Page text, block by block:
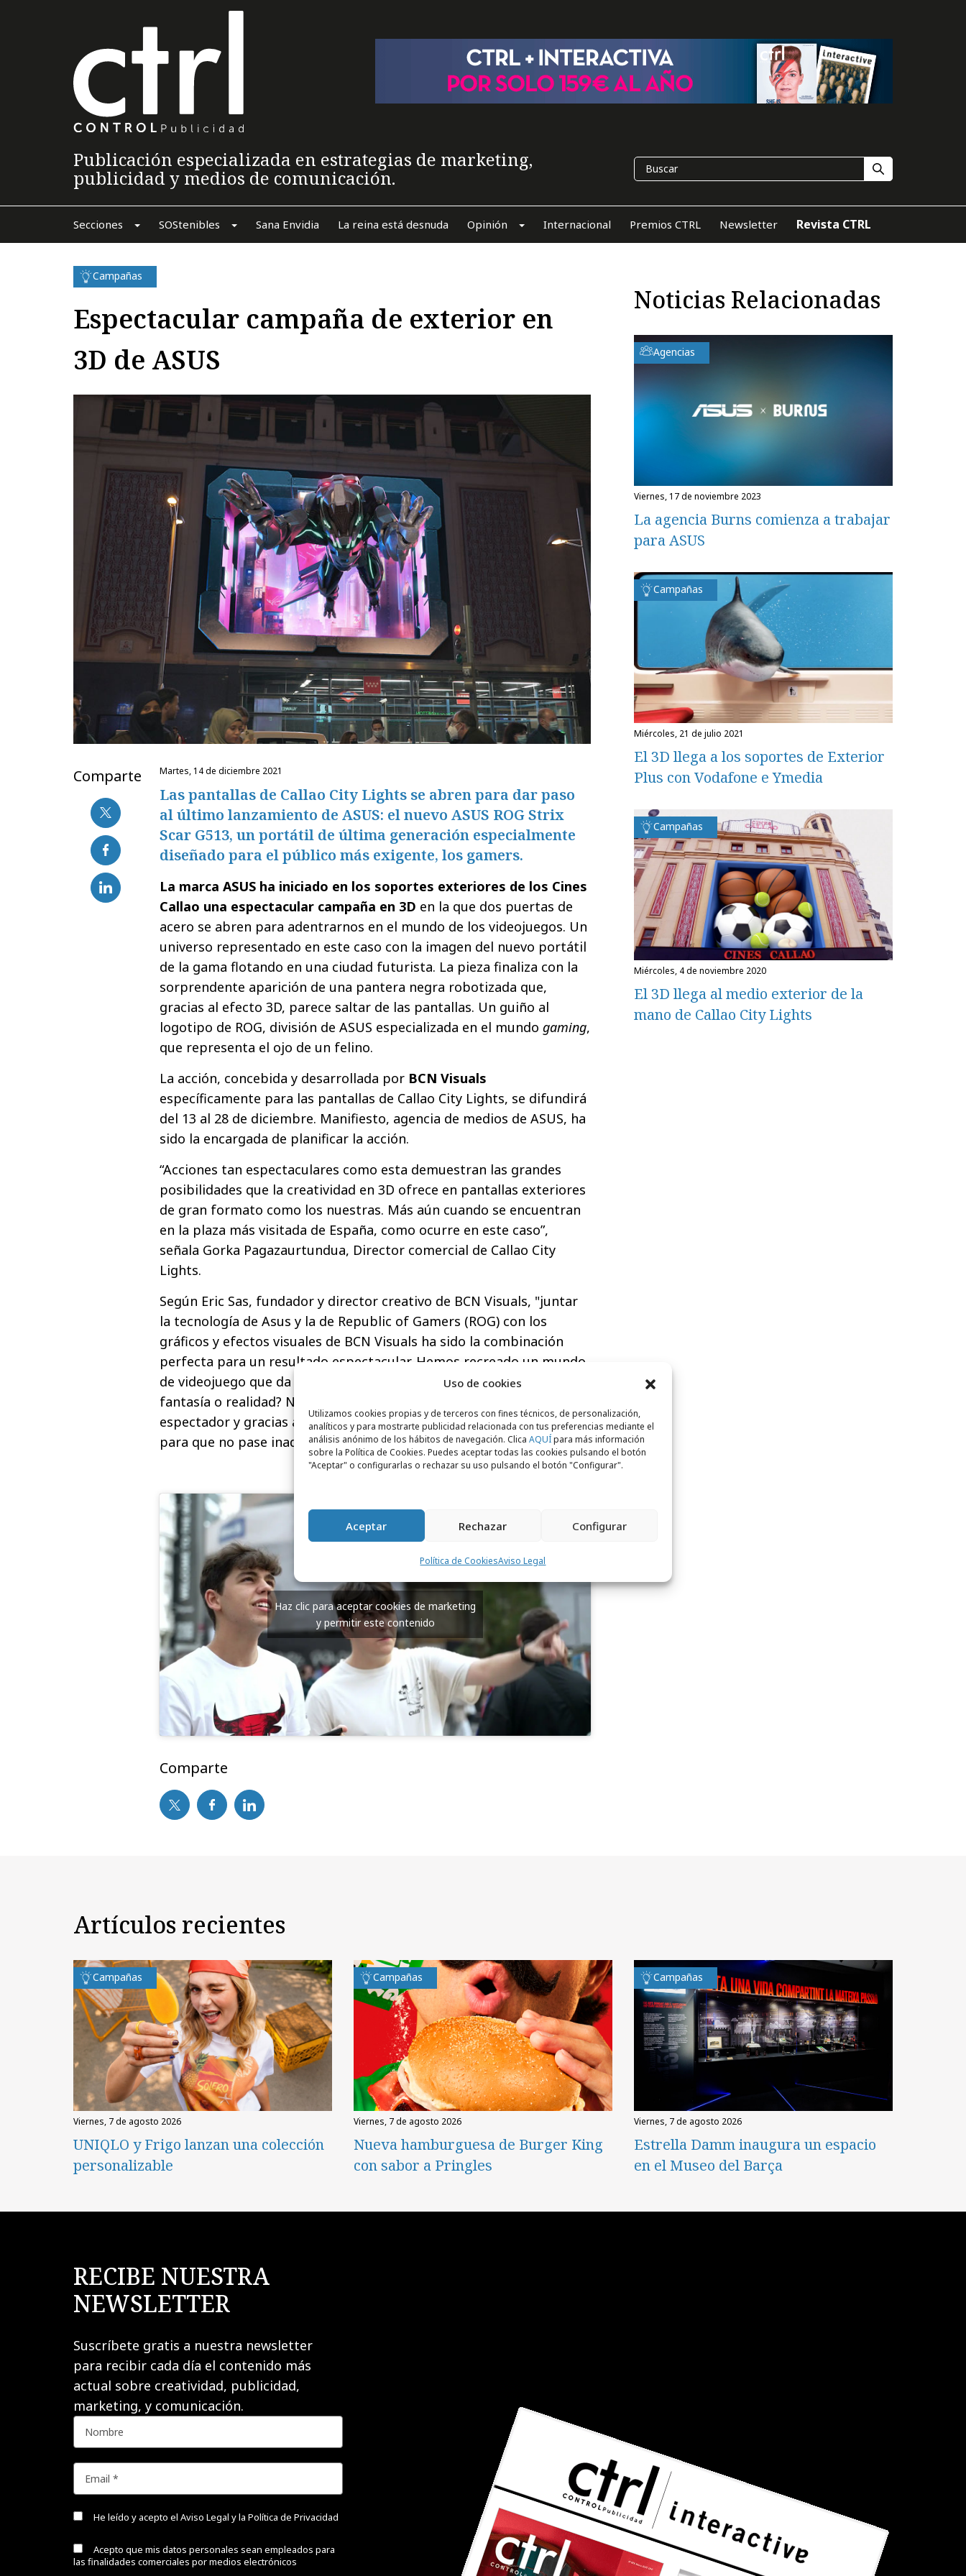
Uso de cookies
Utilizamos cookies propias y de terceros con fines técnicos, de personalización,
analíticos y para mostrarte publicidad relacionada con tus preferencias mediante el
análisis anónimo de los hábitos de navegación. Clica AQUÍpara más información
sobre la Política de Cookies. Puedes aceptar todas las cookies pulsando el botón
"Aceptar" o configurarlas o rechazar su uso pulsando el botón "Configurar".
Aceptar Rechazar Configurar
Política de CookiesAviso Legal
Publicación especializada en estrategias de marketing,
publicidad y medios de comunicación.
Secciones SOStenibles Sana Envidia La reina está desnuda Opinión Internacional Premios CTRL Newsletter Revista CTRL
Campañas
Espectacular campaña de exterior en
3D de ASUS
Comparte martes, 14 de diciembre 2021
Las pantallas de Callao City Lights se abren para dar paso
al último lanzamiento de ASUS: el nuevo ASUS ROG Strix
Scar G513, un portátil de última generación especialmente
diseñado para el público más exigente, los gamers.
La marca ASUS ha iniciado en los soportes exteriores de los Cines
Callao una espectacular campaña en 3D en la que dos puertas de
acero se abren para adentrarnos en el mundo de los videojuegos. Un
universo representado en este caso con la imagen del nuevo portátil
de la gama flotando en una ciudad futurista. La pieza finaliza con la
sorprendente aparición de una pantera negra robotizada que,
gracias al efecto 3D, parece saltar de las pantallas. Un guiño al
logotipo de ROG, división de ASUS especializada en el mundo gaming,
que representa el ojo de un felino.
La acción, concebida y desarrollada por BCN Visuals
específicamente para las pantallas de Callao City Lights, se difundirá
del 13 al 28 de diciembre. Manifiesto, agencia de medios de ASUS, ha
sido la encargada de planificar la acción.
“Acciones tan espectaculares como esta demuestran las grandes
posibilidades que la creatividad en 3D ofrece en pantallas exteriores
de gran formato como los nuestras. Más aún cuando se encuentran
en la plaza más visitada de España, como ocurre en este caso”,
señala Gorka Pagazaurtundua, Director comercial de Callao City
Lights.
Según Eric Sas, fundador y director creativo de BCN Visuals, "juntar
la tecnología de Asus y la de Republic of Gamers (ROG) con los
gráficos y efectos visuales de BCN Visuals ha sido la combinación
perfecta para un resultado espectacular. Hemos recreado un mundo
de videojuego que da el salto, literalmente, al mundo ordinario. ¿Será
fantasía o realidad? Nuestro objetivo es siempre sorprender al
espectador y gracias a la idea de ROG hemos dado vida a nuestro 3D
para que no pase inadvertido”.
Haz clic para aceptar cookies de marketing
y permitir este contenido
Comparte
Noticias Relacionadas
Agencias
viernes, 17 de noviembre 2023
La agencia Burns comienza a trabajar
para ASUS
Campañas
miércoles, 21 de julio 2021
El 3D llega a los soportes de Exterior
Plus con Vodafone e Ymedia
Campañas
miércoles, 4 de noviembre 2020
El 3D llega al medio exterior de la
mano de Callao City Lights
Artículos recientes
Campañas
viernes, 7 de agosto 2026
UNIQLO y Frigo lanzan una colección
personalizable
Campañas
viernes, 7 de agosto 2026
Nueva hamburguesa de Burger King
con sabor a Pringles
Campañas
viernes, 7 de agosto 2026
Estrella Damm inaugura un espacio
en el Museo del Barça
RECIBE NUESTRA
NEWSLETTER
Suscríbete gratis a nuestra newsletter
para recibir cada día el contenido más
actual sobre creatividad, publicidad,
marketing, y comunicación.
He leído y acepto el Aviso Legal y la Política de Privacidad
Acepto que mis datos personales sean empleados para
las finalidades comerciales por medios electrónicos